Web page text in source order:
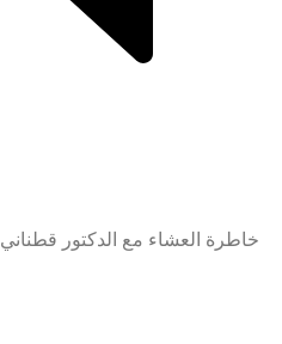
خاطرة العشاء مع الدكتور قطناني